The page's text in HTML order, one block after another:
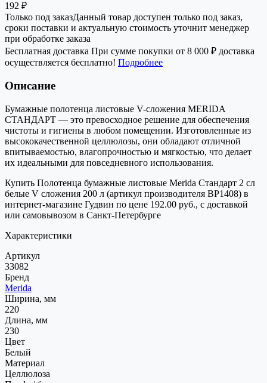
192 ₽
Только под заказДанный товар доступен только под заказ,
сроки поставки и актуальную стоимость уточнит менеджер
при обработке заказа
Бесплатная доставка При сумме покупки от 8 000 ₽ доставка
осуществляется бесплатно! Подробнее
Описание
Бумажные полотенца листовые V-сложения MERIDA
СТАНДАРТ — это превосходное решение для обеспечения
чистоты и гигиены в любом помещении. Изготовленные из
высококачественной целлюлозы, они обладают отличной
впитываемостью, влагопрочностью и мягкостью, что делает
их идеальными для повседневного использования.
Купить Полотенца бумажные листовые Merida Стандарт 2 сл
белые V сложения 200 л (артикул производителя BP1408) в
интернет-магазине Гудвин по цене 192.00 руб., с доставкой
или самовывозом в Санкт-Петербурге
Характеристики
Артикул
33082
Бренд
Merida
Ширина, мм
220
Длина, мм
230
Цвет
Белый
Материал
Целлюлоза